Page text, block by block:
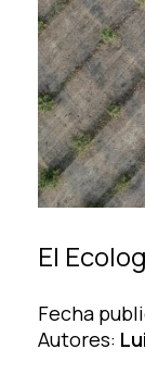
El
Fecha
Autores: